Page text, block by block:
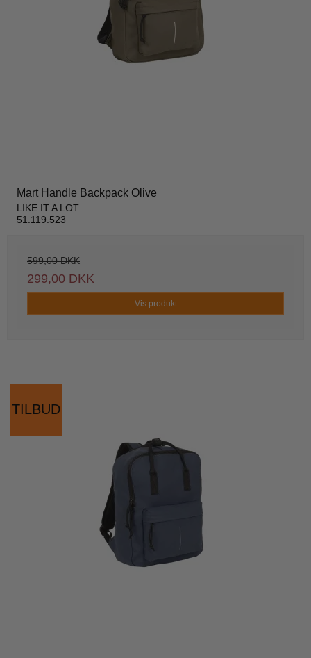
Mart Handle Backpack Olive
LIKE IT A LOT
51.119.523
599,00 DKK
299,00 DKK
Vis produkt
TILBUD